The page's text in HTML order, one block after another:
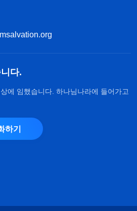
다.
에 임했습니다. 하나님나라에 들어가고
하기